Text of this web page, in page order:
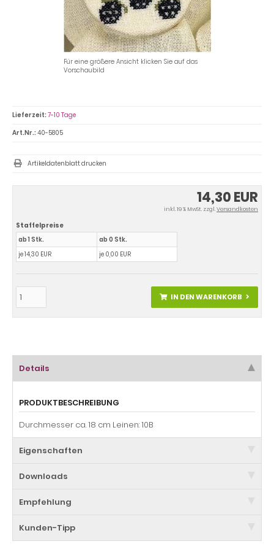
Für eine größere Ansicht klicken Sie auf das
Vorschaubild
14,30 EUR
inkl. 19 % MwSt. zzgl.Versandkosten
Staffelpreise
ab 1 Stk.
je 14,30 EUR
ab 0 Stk.
je 0,00 EUR
IN DEN WARENKORB
Lieferzeit: 7-10 Tage
Art.Nr.: 40-5805
Artikeldatenblatt drucken
Details
PRODUKTBESCHREIBUNG
Durchmesser ca. 18 cm Leinen: 10B
Eigenschaften
Downloads
Empfehlung
Kunden-Tipp